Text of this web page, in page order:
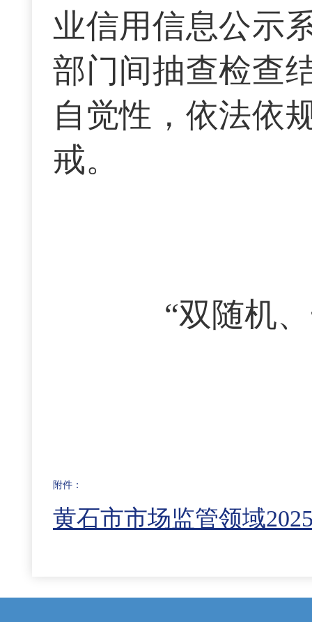
业信用信息公示
部门间抽查检查
自觉性，依法依
戒。
“双随机
附件：
黄石市市场监管领域